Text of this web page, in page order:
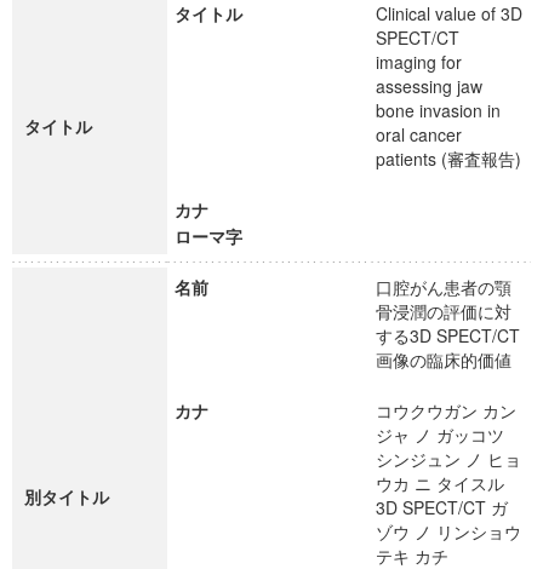
タイトル
タイトル
Clinical value of 3D
SPECT/CT
imaging for
assessing jaw
bone invasion in
oral cancer
patients (審査報告)
カナ
ローマ字
別タイトル
名前
口腔がん患者の顎
骨浸潤の評価に対
する3D SPECT/CT
画像の臨床的価値
カナ
コウクウガン カン
ジャ ノ ガッコツ
シンジュン ノ ヒョ
ウカ ニ タイスル
3D SPECT/CT ガ
ゾウ ノ リンショウ
テキ カチ